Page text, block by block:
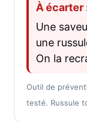
À écarter
Une
une
On la
Outil de
testé. Russule